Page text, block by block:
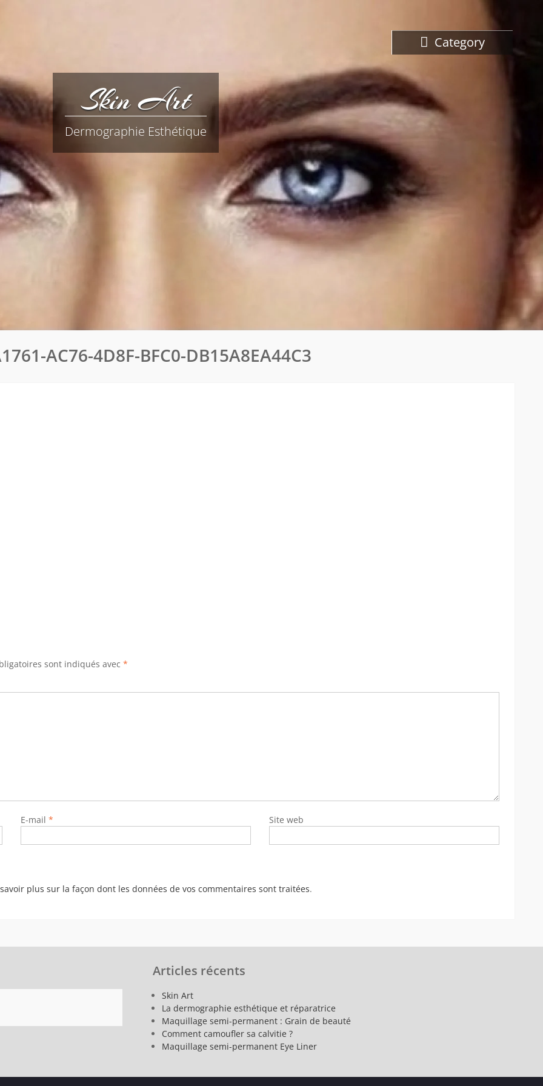
Category
Skin Art
Dermographie Esthétique
AC76-4D8F-BFC0-DB15A8EA44C3
sont indiqués avec *
E-mail * Site web
plus sur la façon dont les données de vos commentaires sont traitées.
Articles récents
Skin Art
La dermographie esthétique et réparatrice
Maquillage semi-permanent : Grain de beauté
Comment camoufler sa calvitie ?
Maquillage semi-permanent Eye Liner